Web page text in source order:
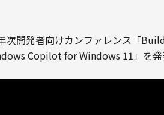
次開発者向けカンファレンス「
Copilot for Windows 11」を